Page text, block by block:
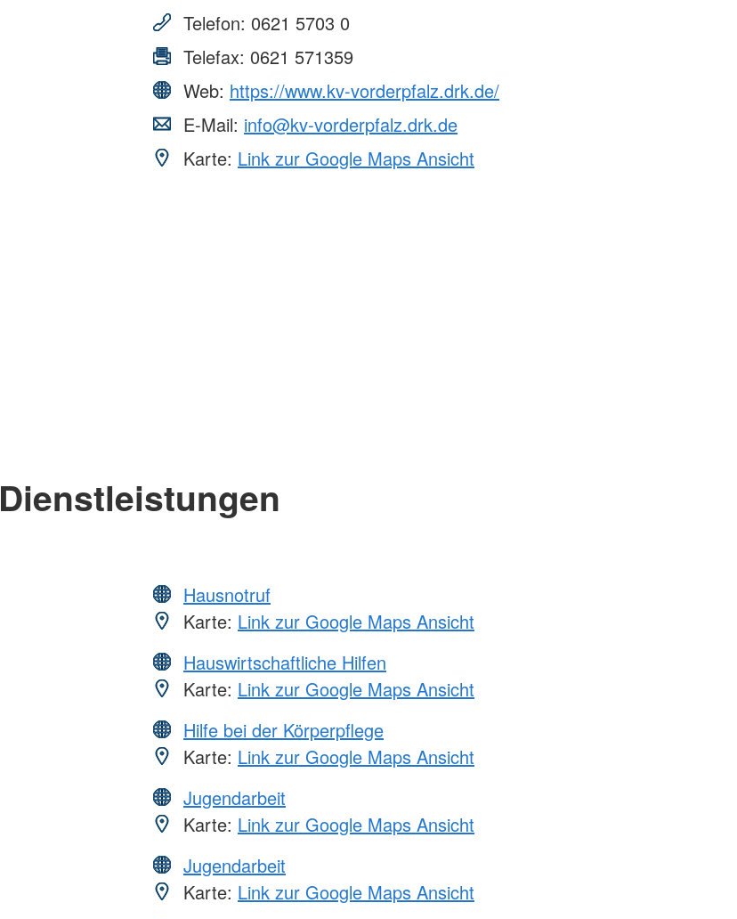
Telefon: 0621 5703 0
Telefax: 0621 571359
Web: https://www.kv-vorderpfalz.drk.de/
E-Mail: info@kv-vorderpfalz.drk.de
Karte: Link zur Google Maps Ansicht
Dienstleistungen
Hausnotruf
Karte: Link zur Google Maps Ansicht
Hauswirtschaftliche Hilfen
Karte: Link zur Google Maps Ansicht
Hilfe bei der Körperpflege
Karte: Link zur Google Maps Ansicht
Jugendarbeit
Karte: Link zur Google Maps Ansicht
Jugendarbeit
Karte: Link zur Google Maps Ansicht